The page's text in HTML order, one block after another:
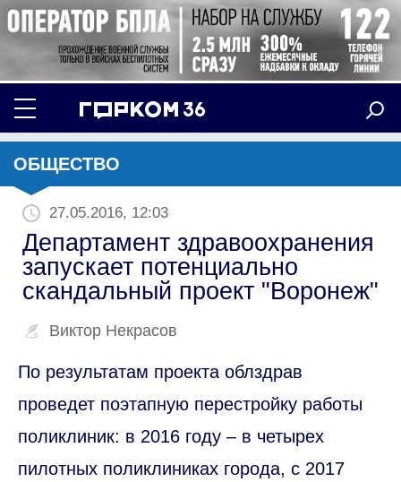
ОБЩЕСТВО
27.05.2016, 12:03
Департамент здравоохранения
запускает потенциально
скандальный проект "Воронеж"
Виктор Некрасов
По результатам проекта облздрав
проведет поэтапную перестройку работы
поликлиник: в 2016 году – в четырех
пилотных поликлиниках города, с 2017